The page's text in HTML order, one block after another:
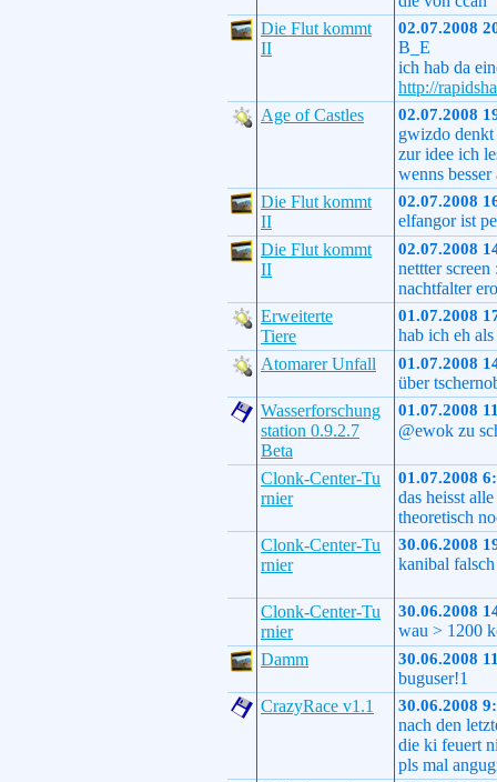
Die Flut kommt
II
02.07.2008
B_E
ich hab da
http://
Age of Castles
02.07.2008
gwizdo
zur idee ich
wenns
Die Flut kommt
II
02.07.2008
elfangor ist
Die Flut kommt
II
02.07.2008
nettter screen
nachtfalter
Erweiterte
Tiere
01.07.2008
hab ich eh
Atomarer Unfall
01.07.2008
über
Wasserforschung
station 0.9.2.7
Beta
01.07.2008
@ewok zu
Clonk-Center-Tu
rnier
01.07.2008
das heisst
theoretisch
Clonk-Center-Tu
rnier
30.06.2008
kanibal falsch
Clonk-Center-Tu
rnier
30.06.2008
wau > 1200
Damm
30.06.2008
buguser!1
CrazyRace v1.1
30.06.2008
nach den
die ki feuert
pls mal